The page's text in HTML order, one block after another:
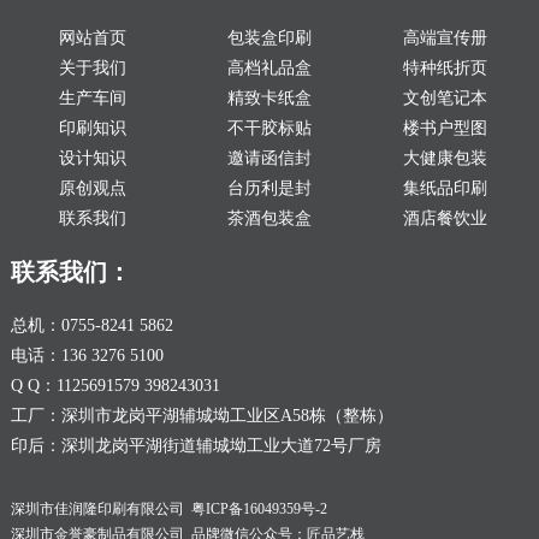
网站首页
关于我们
生产车间
印刷知识
设计知识
原创观点
联系我们
包装盒印刷
高档礼品盒
精致卡纸盒
不干胶标贴
邀请函信封
台历利是封
茶酒包装盒
高端宣传册
特种纸折页
文创笔记本
楼书户型图
大健康包装
集纸品印刷
酒店餐饮业
联系我们：
总机：0755-8241 5862
电话：136 3276 5100
Q Q：1125691579 398243031
工厂：深圳市龙岗平湖辅城坳工业区A58栋（整栋）
印后：深圳龙岗平湖街道辅城坳工业大道72号厂房
深圳市佳润隆印刷有限公司粤ICP备16049359号-2
深圳市金誉豪制品有限公司 品牌微信公众号：匠品艺栈